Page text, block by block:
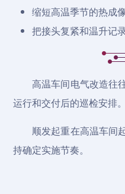
缩短高温季节的热成
把接头复紧和温升记
高温车间电气改造往
运行和交付后的巡检安排。
顺发起重在高温车间
持确定实施节奏。